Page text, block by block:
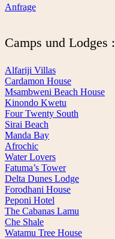
Anfrage
Camps und Lodges :
Alfariji Villas
Cardamon House
Msambweni Beach House
Kinondo Kwetu
Four Twenty South
Sirai Beach
Manda Bay
Afrochic
Water Lovers
Fatuma’s Tower
Delta Dunes Lodge
Forodhani House
Peponi Hotel
The Cabanas Lamu
Che Shale
Watamu Tree House